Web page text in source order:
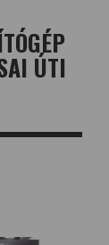
ÚTI